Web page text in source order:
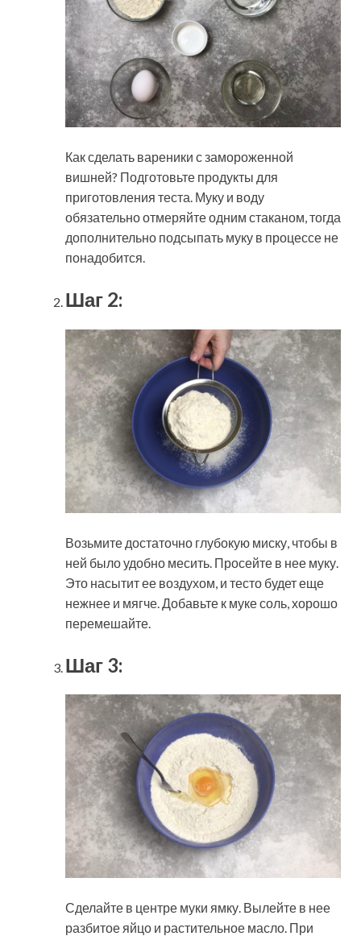
Как сделать вареники с замороженной
вишней? Подготовьте продукты для
приготовления теста. Муку и воду
обязательно отмеряйте одним стаканом, тогда
дополнительно подсыпать муку в процессе не
понадобится.
Шаг 2:
Возьмите достаточно глубокую миску, чтобы в
ней было удобно месить. Просейте в нее муку.
Это насытит ее воздухом, и тесто будет еще
нежнее и мягче. Добавьте к муке соль, хорошо
перемешайте.
Шаг 3:
Сделайте в центре муки ямку. Вылейте в нее
разбитое яйцо и растительное масло. При